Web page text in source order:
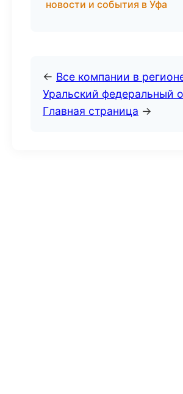
новости и события в Уфа
← Все компании в
Уральский федеральный
Главная страница →